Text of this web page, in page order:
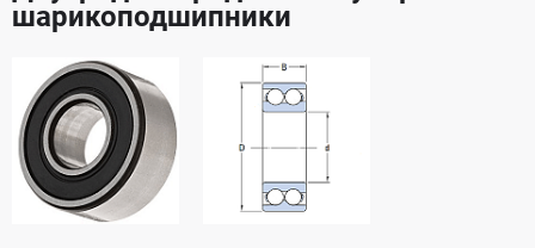
шарикоподшипники